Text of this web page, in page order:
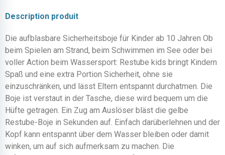
Description produit
Die aufblasbare Sicherheitsboje für Kinder ab 10 Jahren Ob
beim Spielen am Strand, beim Schwimmen im See oder bei
voller Action beim Wassersport: Restube kids bringt Kindern
Spaß und eine extra Portion Sicherheit, ohne sie
einzuschränken, und lässt Eltern entspannt durchatmen. Die
Boje ist verstaut in der Tasche, diese wird bequem um die
Hüfte getragen. Ein Zug am Auslöser bläst die gelbe
Restube-Boje in Sekunden auf. Einfach darüberlehnen und der
Kopf kann entspannt über dem Wasser bleiben oder damit
winken, um auf sich aufmerksam zu machen. Die